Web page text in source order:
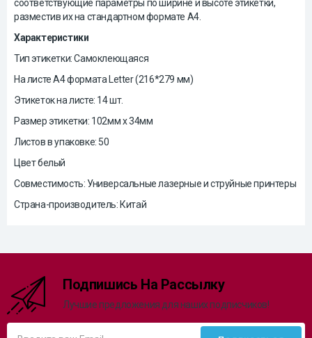
соответствующие параметры по ширине и высоте этикетки,
разместив их на стандартном формате А4.
Характеристики
Тип этикетки: Самоклеющаяся
На листе А4 формата Letter (216*279 мм)
Этикеток на листе: 14 шт.
Размер этикетки: 102мм х 34мм
Листов в упаковке: 50
Цвет белый
Совместимость: Универсальные лазерные и струйные принтеры
Страна-производитель: Китай
Подпишись На Рассылку
Лучшие предложения для наших подписчиков!